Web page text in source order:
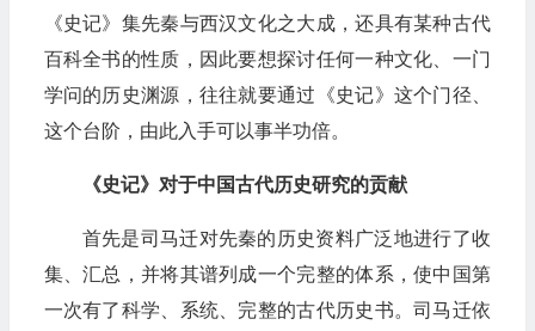
《史记》集先秦与西汉文化之大成，还具有某种古代
百科全书的性质，因此要想探讨任何一种文化、一门
学问的历史渊源，往往就要通过《史记》这个门径、
这个台阶，由此入手可以事半功倍。
《史记》对于中国古代历史研究的贡献
首先是司马迁对先秦的历史资料广泛地进行了收
集、汇总，并将其谱列成一个完整的体系，使中国第
一次有了科学、系统、完整的古代历史书。司马迁依